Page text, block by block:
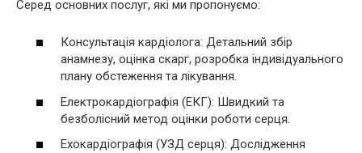
Серед основних послуг, які ми пропонуємо:
Консультація кардіолога: Детальний збір
анамнезу, оцінка скарг, розробка індивідуального
плану обстеження та лікування.
Електрокардіографія (ЕКГ): Швидкий та
безболісний метод оцінки роботи серця.
Ехокардіографія (УЗД серця): Дослідження